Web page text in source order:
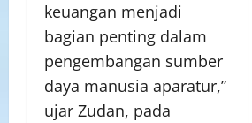
keuangan menjadi
bagian penting dalam
pengembangan sumber
daya manusia aparatur,”
ujar Zudan, pada